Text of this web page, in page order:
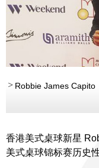
Robbie James Capito
香港美式桌球新星
美式桌球锦标赛历史